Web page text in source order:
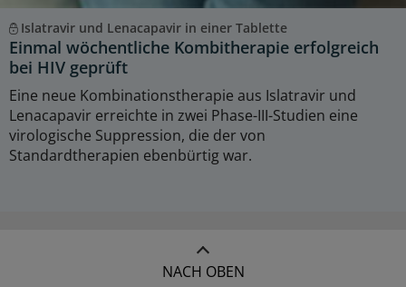
Islatravir und Lenacapavir in einer Tablette
Einmal wöchentliche Kombitherapie erfolgreich
bei HIV geprüft
Eine neue Kombinationstherapie aus Islatravir und
Lenacapavir erreichte in zwei Phase-III-Studien eine
virologische Suppression, die der von
Standardtherapien ebenbürtig war.
NACH OBEN